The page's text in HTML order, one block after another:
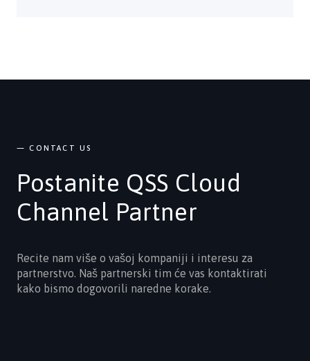
— CONTACT US
Postanite QSS Cloud
Channel Partner
Recite nam više o vašoj kompaniji i interesu za
partnerstvo. Naš partnerski tim će vas kontaktirati
kako bismo dogovorili naredne korake.